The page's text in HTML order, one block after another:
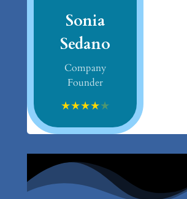
Sonia
Sedano
Company
Founder
★★★★★